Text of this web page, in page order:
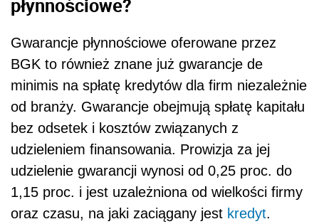
płynnościowe?
Gwarancje płynnościowe oferowane przez
BGK to również znane już gwarancje de
minimis na spłatę kredytów dla firm niezależnie
od branży. Gwarancje obejmują spłatę kapitału
bez odsetek i kosztów związanych z
udzieleniem finansowania. Prowizja za jej
udzielenie gwarancji wynosi od 0,25 proc. do
1,15 proc. i jest uzależniona od wielkości firmy
oraz czasu, na jaki zaciągany jest kredyt.